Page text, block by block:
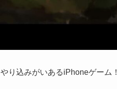
り込みがいあるiPhoneゲーム！